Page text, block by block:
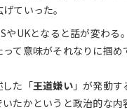
ていった。
やUKとなると話が変わる。
て意味がそれなりに掴め
した「王道嫌い」が発動す
たかというと政治的な内